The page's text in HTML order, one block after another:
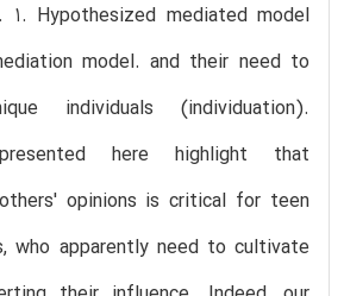
1. Hypothesized mediated model
model. and their need to
individuals (individuation).
here highlight that
opinions is critical for teen
who apparently need to cultivate